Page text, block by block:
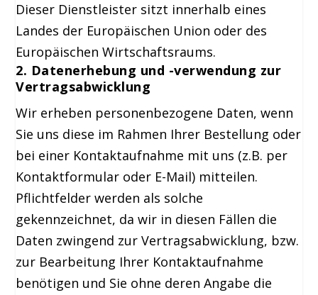
Dieser Dienstleister sitzt innerhalb eines
Landes der Europäischen Union oder des
Europäischen Wirtschaftsraums.
2. Datenerhebung und -verwendung zur
Vertragsabwicklung
Wir erheben personenbezogene Daten, wenn
Sie uns diese im Rahmen Ihrer Bestellung oder
bei einer Kontaktaufnahme mit uns (z.B. per
Kontaktformular oder E-Mail) mitteilen.
Pflichtfelder werden als solche
gekennzeichnet, da wir in diesen Fällen die
Daten zwingend zur Vertragsabwicklung, bzw.
zur Bearbeitung Ihrer Kontaktaufnahme
benötigen und Sie ohne deren Angabe die